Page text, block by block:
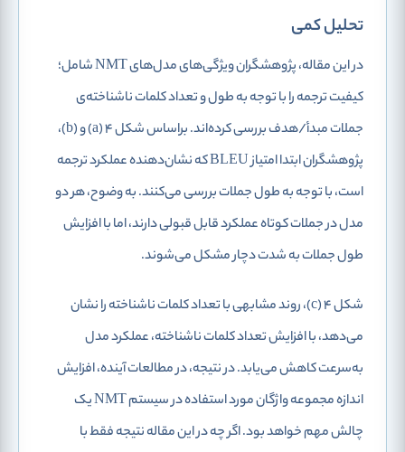
تحلیل کمی
در این مقاله، پژوهشگران ویژگی‌های مدل‌های NMT شامل؛
کیفیت ترجمه را با توجه به طول و تعداد کلمات ناشناخته‌ی
جملات مبدأ/هدف بررسی کرده‌اند. براساس شکل ۴ (a) و (b)،
پژوهشگران ابتدا امتیاز BLEU که نشان‌دهنده عملکرد ترجمه
است، با توجه به طول جملات بررسی می‌کنند. به وضوح، هر دو
مدل در جملات کوتاه عملکرد قابل قبولی دارند، اما با افزایش
طول جملات به شدت دچار مشکل می‌شوند.
شکل 4 (c)، روند مشابهی با تعداد کلمات ناشناخته را نشان
می‌دهد، با افزایش تعداد کلمات ناشناخته، عملکرد مدل
به‌سرعت کاهش می‌یابد. در نتیجه، در مطالعات آینده، افزایش
اندازه مجموعه واژگان مورد استفاده در سیستم NMT یک
چالش مهم خواهد بود. اگر چه در این مقاله نتیجه فقط با